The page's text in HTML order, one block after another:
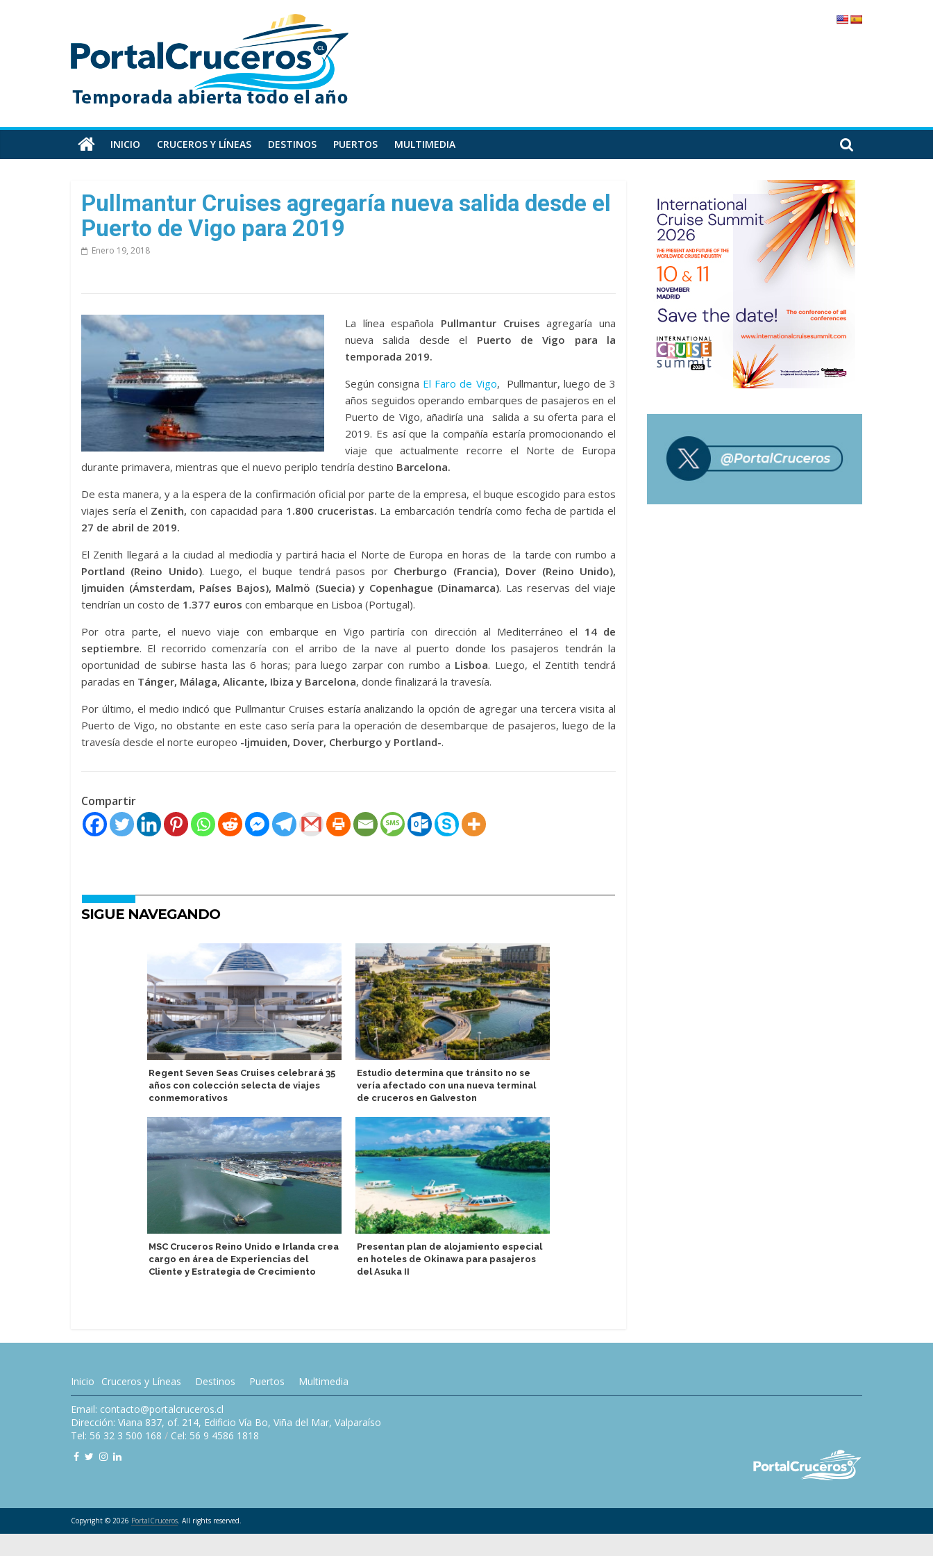
PortalCruceros
Toda
información
cruceros
en
un
sitio
INICIO CRUCEROS Y LÍNEAS DESTINOS PUERTOS MULTIMEDIA
Pullmantur Cruises agregaría nueva salida desde el
Puerto de Vigo para 2019
Enero 19, 2018
La línea española Pullmantur Cruises agregaría una
nueva salida desde el Puerto de Vigo para la
temporada 2019.
Según consigna El Faro de Vigo, Pullmantur, luego de 3
años seguidos operando embarques de pasajeros en el
Puerto de Vigo, añadiría una salida a su oferta para el
2019. Es así que la compañía estaría promocionando el
viaje que actualmente recorre el Norte de Europa
durante primavera, mientras que el nuevo periplo tendría destino Barcelona.
De esta manera, y a la espera de la confirmación oficial por parte de la empresa, el buque escogido para estos
viajes sería el Zenith, con capacidad para 1.800 cruceristas. La embarcación tendría como fecha de partida el
27 de abril de 2019.
El Zenith llegará a la ciudad al mediodía y partirá hacia el Norte de Europa en horas de la tarde con rumbo a
Portland (Reino Unido). Luego, el buque tendrá pasos por Cherburgo (Francia), Dover (Reino Unido),
Ijmuiden (Ámsterdam, Países Bajos), Malmö (Suecia) y Copenhague (Dinamarca). Las reservas del viaje
tendrían un costo de 1.377 euros con embarque en Lisboa (Portugal).
Por otra parte, el nuevo viaje con embarque en Vigo partiría con dirección al Mediterráneo el 14 de
septiembre. El recorrido comenzaría con el arribo de la nave al puerto donde los pasajeros tendrán la
oportunidad de subirse hasta las 6 horas; para luego zarpar con rumbo a Lisboa. Luego, el Zentith tendrá
paradas en Tánger, Málaga, Alicante, Ibiza y Barcelona, donde finalizará la travesía.
Por último, el medio indicó que Pullmantur Cruises estaría analizando la opción de agregar una tercera visita al
Puerto de Vigo, no obstante en este caso sería para la operación de desembarque de pasajeros, luego de la
travesía desde el norte europeo -Ijmuiden, Dover, Cherburgo y Portland-.
Compartir
SIGUE NAVEGANDO
Regent Seven Seas Cruises celebrará 35
años con colección selecta de viajes
conmemorativos
MSC Cruceros Reino Unido e Irlanda crea
cargo en área de Experiencias del
Cliente y Estrategia de Crecimiento
Estudio determina que tránsito no se
vería afectado con una nueva terminal
de cruceros en Galveston
Presentan plan de alojamiento especial
en hoteles de Okinawa para pasajeros
del Asuka II
Inicio Cruceros y Líneas Destinos Puertos Multimedia
Email: contacto@portalcruceros.cl
Dirección: Viana 837, of. 214, Edificio Vía Bo, Viña del Mar, Valparaíso
Tel: 56 32 3 500 168 / Cel: 56 9 4586 1818
Copyright © 2026 PortalCruceros. All rights reserved.